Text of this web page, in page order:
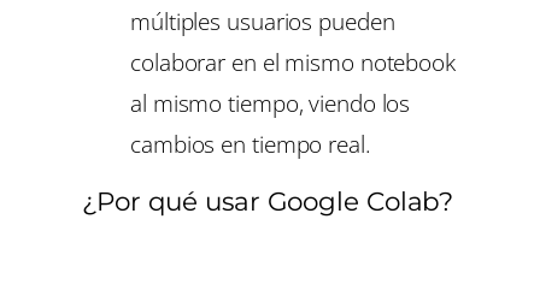
múltiples usuarios pueden
colaborar en el mismo notebook
al mismo tiempo, viendo los
cambios en tiempo real.
¿Por qué usar Google Colab?